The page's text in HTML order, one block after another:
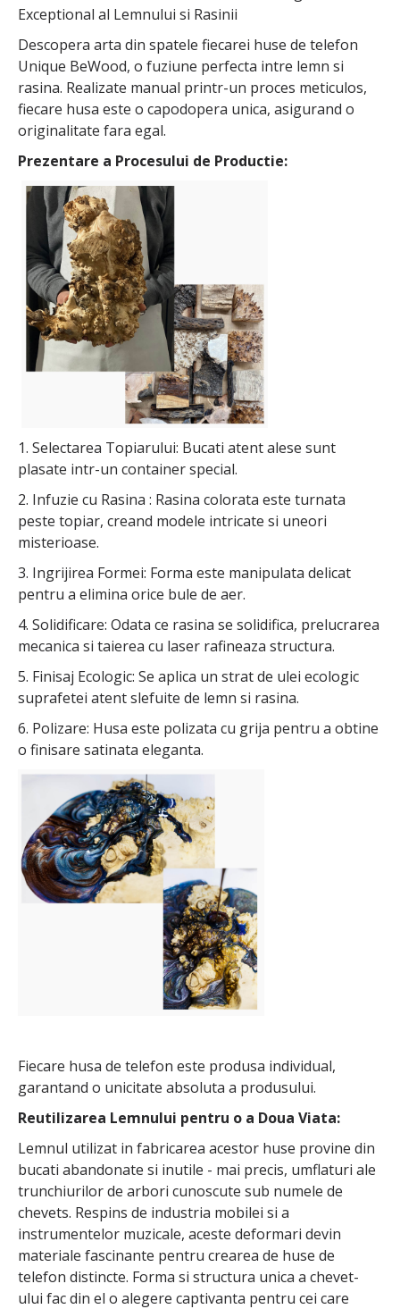
Exceptional al Lemnului si Rasinii
Descopera arta din spatele fiecarei huse de telefon
Unique BeWood, o fuziune perfecta intre lemn si
rasina. Realizate manual printr-un proces meticulos,
fiecare husa este o capodopera unica, asigurand o
originalitate fara egal.
Prezentare a Procesului de Productie:
1. Selectarea Topiarului: Bucati atent alese sunt
plasate intr-un container special.
2. Infuzie cu Rasina : Rasina colorata este turnata
peste topiar, creand modele intricate si uneori
misterioase.
3. Ingrijirea Formei: Forma este manipulata delicat
pentru a elimina orice bule de aer.
4. Solidificare: Odata ce rasina se solidifica, prelucrarea
mecanica si taierea cu laser rafineaza structura.
5. Finisaj Ecologic: Se aplica un strat de ulei ecologic
suprafetei atent slefuite de lemn si rasina.
6. Polizare: Husa este polizata cu grija pentru a obtine
o finisare satinata eleganta.
Fiecare husa de telefon este produsa individual,
garantand o unicitate absoluta a produsului.
Reutilizarea Lemnului pentru o a Doua Viata:
Lemnul utilizat in fabricarea acestor huse provine din
bucati abandonate si inutile - mai precis, umflaturi ale
trunchiurilor de arbori cunoscute sub numele de
chevets. Respins de industria mobilei si a
instrumentelor muzicale, aceste deformari devin
materiale fascinante pentru crearea de huse de
telefon distincte. Forma si structura unica a chevet-
ului fac din el o alegere captivanta pentru cei care